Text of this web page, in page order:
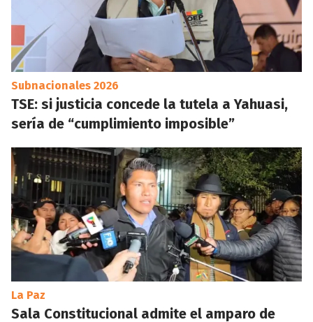
Subnacionales 2026
TSE: si justicia concede la tutela a Yahuasi,
sería de “cumplimiento imposible”
La Paz
Sala Constitucional admite el amparo de